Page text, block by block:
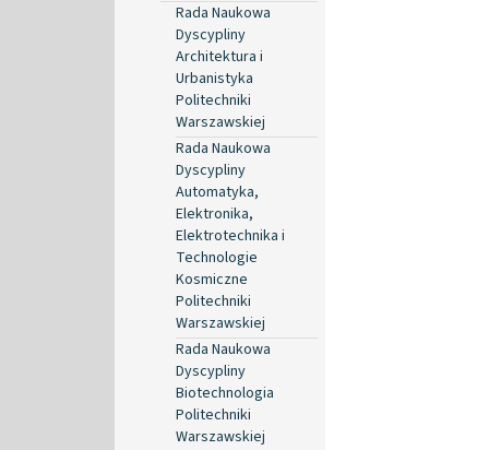
Rada Naukowa
Dyscypliny
Architektura i
Urbanistyka
Politechniki
Warszawskiej
Rada Naukowa
Dyscypliny
Automatyka,
Elektronika,
Elektrotechnika i
Technologie
Kosmiczne
Politechniki
Warszawskiej
Rada Naukowa
Dyscypliny
Biotechnologia
Politechniki
Warszawskiej